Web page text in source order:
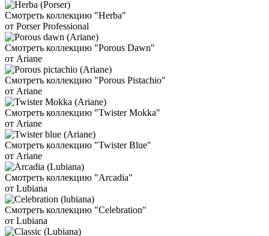
Смотреть коллекцию "Herba"
от Porser Professional
Смотреть коллекцию "Porous Dawn"
от Ariane
Смотреть коллекцию "Porous Pistachio"
от Ariane
Смотреть коллекцию "Twister Mokka"
от Ariane
Смотреть коллекцию "Twister Blue"
от Ariane
Смотреть коллекцию "Arcadia"
от Lubiana
Смотреть коллекцию "Celebration"
от Lubiana